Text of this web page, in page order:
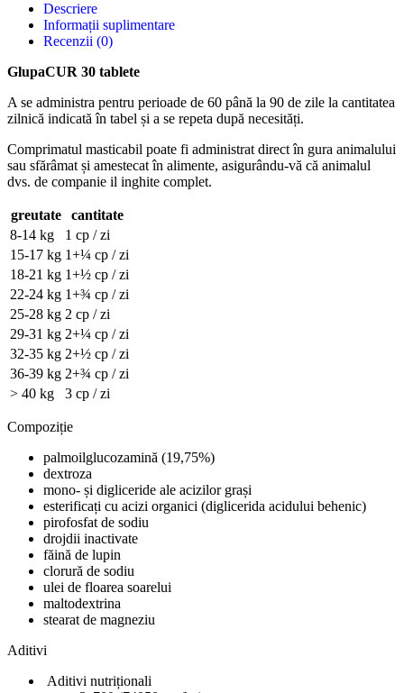
Descriere
Informații suplimentare
Recenzii (0)
GlupaCUR 30 tablete
A se administra pentru perioade de 60 până la 90 de zile la cantitatea
zilnică indicată în tabel și a se repeta după necesități.
Comprimatul masticabil poate fi administrat direct în gura animalului
sau sfărâmat și amestecat în alimente, asigurându-vă că animalul
dvs. de companie il inghite complet.
greutate
cantitate
8-14 kg
1 cp / zi
15-17 kg 1+¼ cp / zi
18-21 kg 1+½ cp / zi
22-24 kg 1+¾ cp / zi
25-28 kg 2 cp / zi
29-31 kg 2+¼ cp / zi
32-35 kg 2+½ cp / zi
36-39 kg 2+¾ cp / zi
> 40 kg
3 cp / zi
Compoziție
palmoilglucozamină (19,75%)
dextroza
mono- și digliceride ale acizilor grași
esterificați cu acizi organici (diglicerida acidului behenic)
pirofosfat de sodiu
drojdii inactivate
făină de lupin
clorură de sodiu
ulei de floarea soarelui
maltodextrina
stearat de magneziu
Aditivi
Aditivi nutriționali